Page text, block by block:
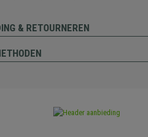
& RETOURNEREN